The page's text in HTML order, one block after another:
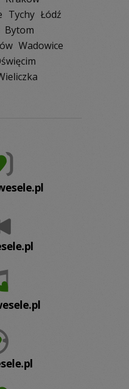
Tychy Łódź
Bytom
Wadowice